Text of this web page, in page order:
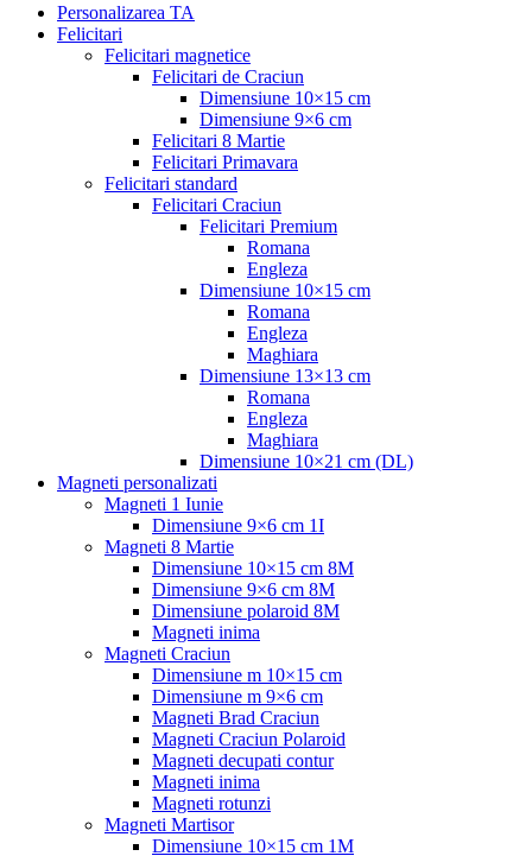
Personalizarea TA
Felicitari
Felicitari magnetice
Felicitari de Craciun
Dimensiune 10×15 cm
Dimensiune 9×6 cm
Felicitari 8 Martie
Felicitari Primavara
Felicitari standard
Felicitari Craciun
Felicitari Premium
Romana
Engleza
Dimensiune 10×15 cm
Romana
Engleza
Maghiara
Dimensiune 13×13 cm
Romana
Engleza
Maghiara
Dimensiune 10×21 cm (DL)
Magneti personalizati
Magneti 1 Iunie
Dimensiune 9×6 cm 1I
Magneti 8 Martie
Dimensiune 10×15 cm 8M
Dimensiune 9×6 cm 8M
Dimensiune polaroid 8M
Magneti inima
Magneti Craciun
Dimensiune m 10×15 cm
Dimensiune m 9×6 cm
Magneti Brad Craciun
Magneti Craciun Polaroid
Magneti decupati contur
Magneti inima
Magneti rotunzi
Magneti Martisor
Dimensiune 10×15 cm 1M